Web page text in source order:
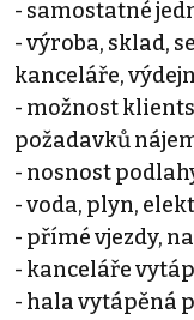
- samostatné
- výroba, sklad,
kanceláře,
- možnost
požadavků
- nosnost
- voda, plyn,
- přímé vjezdy,
- kanceláře
- hala vytápěná